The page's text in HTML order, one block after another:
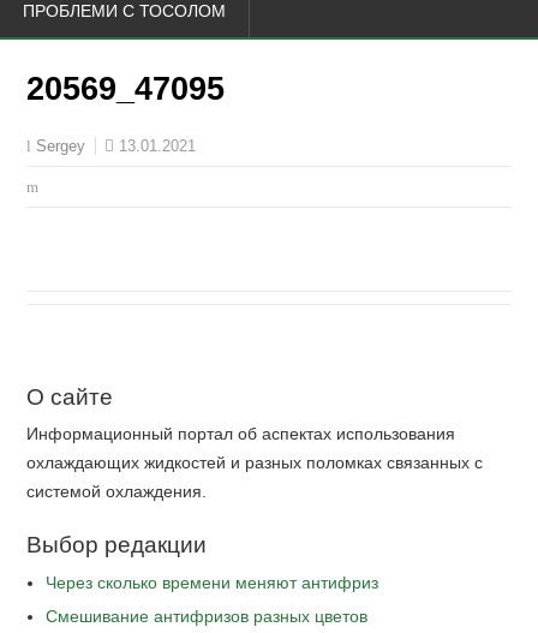
ПРОБЛЕМИ С ТОСОЛОМ
20569_47095
Sergey 13.01.2021
О сайте
Информационный портал об аспектах использования
охлаждающих жидкостей и разных поломках связанных с
системой охлаждения.
Выбор редакции
Через сколько времени меняют антифриз
Cмешивание антифризов разных цветов